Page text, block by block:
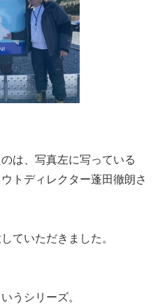
は、写真左に写っている
トディレクター蓬田徹朗さ
ていただきました。
うシリーズ。